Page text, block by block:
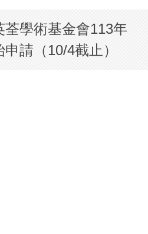
荃學術基金會113年
請（10/4截止）